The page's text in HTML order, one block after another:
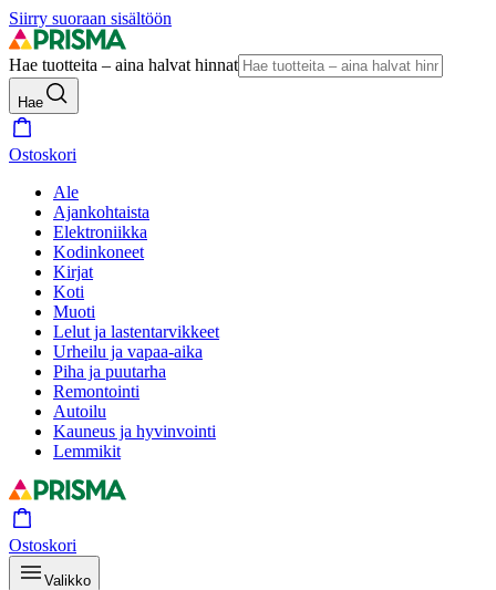
Siirry suoraan sisältöön
Hae tuotteita – aina halvat hinnat
Hae
Ostoskori
Ale
Ajankohtaista
Elektroniikka
Kodinkoneet
Kirjat
Koti
Muoti
Lelut ja lastentarvikkeet
Urheilu ja vapaa-aika
Piha ja puutarha
Remontointi
Autoilu
Kauneus ja hyvinvointi
Lemmikit
Ostoskori
Valikko